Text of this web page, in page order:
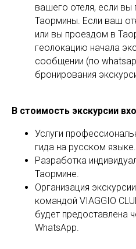
вашего отеля, если вы
Таормины. Если ваш
или вы проездом в
геолокацию начала
сообщении (по
бронирования
В стоимость экскурсии
Услуги
гида на русском языке.
Разработка
Таормине.
Организация
командой VIAGGIO
будет предоставлена
WhatsApp.